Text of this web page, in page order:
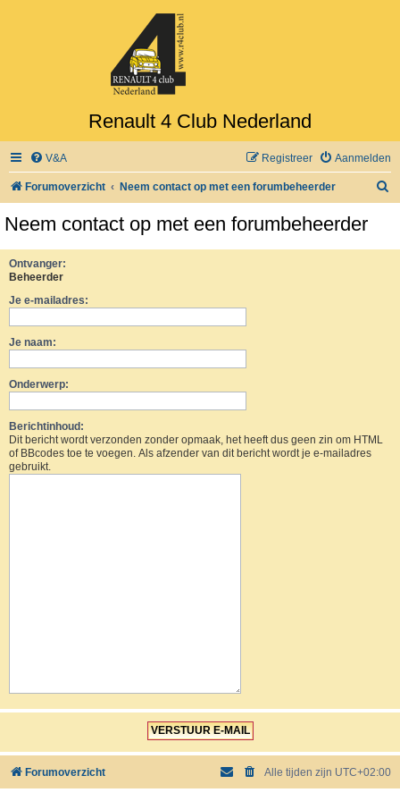
Renault 4 Club Nederland
V&A Aanmelden
Registreer
Forumoverzicht Neem contact op met een forumbeheerder
Neem contact op met een forumbeheerder
Ontvanger:
Beheerder
Je e-mailadres:
Je naam:
Onderwerp:
Berichtinhoud:
Dit bericht wordt verzonden zonder opmaak, het heeft dus geen zin om HTML
of BBcodes toe te voegen. Als afzender van dit bericht wordt je e-mailadres
gebruikt.
Forumoverzicht Alle tijden zijn UTC+02:00